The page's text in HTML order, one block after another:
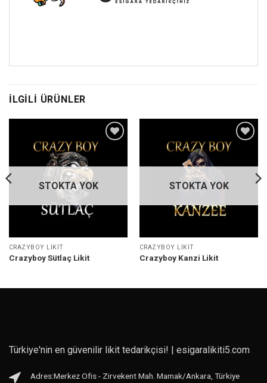
İLGILI ÜRÜNLER
ekle
STOKTA YOK
CRAZYBOY LIKIT
Crazyboy Sütlaç Likit
ekle
STOKTA YOK
CRAZYBOY LIKIT
Crazyboy Kanzi Likit
Türkiye'nin en güvenilir likit tedarikçisi! | esigaralikiti5.com
Adres:Merkez Ofis - Zirvekent Mah. Mamak/Ankara, Türkiye